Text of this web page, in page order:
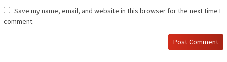
Save my name, email, and website in this browser for the next time I
comment.